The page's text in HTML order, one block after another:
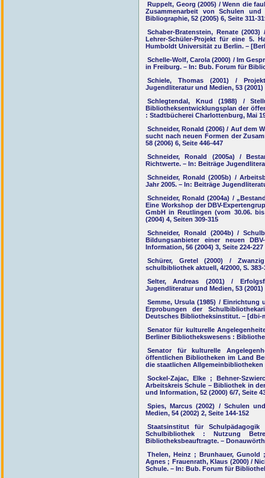
Ruppelt, Georg (2005) / Wenn die
Zusammenarbeit von Schulen
Bibliographie, 52 (2005) 6, Seite 311-
Schaber-Bratenstein, Renate
Lehrer-Schüler-Projekt für eine 5.
Humboldt Universität zu Berlin. –
Schelle-Wolf, Carola (2000) / Im
in Freiburg. – In: Bub. Forum für
Schiele, Thomas (2001) /
Jugendliteratur und Medien, 53 (2001)
Schlegtendal, Knud (1988) /
Bibliotheksentwicklungsplan der
: Stadtbücherei Charlottenburg, Mai
Schneider, Ronald (2006) / Auf dem
sucht nach neuen Formen der
58 (2006) 6, Seite 446-447
Schneider, Ronald (2005a) /
Richtwerte. – In: Beiträge
Schneider, Ronald (2005b) /
Jahr 2005. – In: Beiträge
Schneider, Ronald (2004a) /
Eine Workshop der DBV-
GmbH in Reutlingen (vom 30.06.
(2004) 4, Seiten 309-315
Schneider, Ronald (2004b) /
Bildungsanbieter einer neuen
Information, 56 (2004) 3, Seite 224-227
Schürer, Gretel (2000) /
schulbibliothek aktuell, 4/2000, S. 383-
Selter, Andreas (2001) /
Jugendliteratur und Medien, 53 (2001)
Semme, Ursula (1985) /
Erprobungen der
Deutsches Bibliotheksinstitut. – [dbi-
Senator für kulturelle
Berliner Bibliothekswesens :
Senator für kulturelle
öffentlichen Bibliotheken im Land
die staatlichen Allgemeinbibliotheken
Sockel-Zajac, Elke ; Behner-
Arbeitskreis Schule – Bibliothek in
und Information, 52 (2000) 6/7, Seite
Spies, Marcus (2002) / Schulen
Medien, 54 (2002) 2, Seite 144-152
Staatsinstitut für
Schulbibliothek : Nutzung
Bibliotheksbeauftragte. –
Thelen, Heinz ; Brunhauer,
Agnes ; Frauenrath, Klaus (2000) /
Schule. – In: Bub. Forum für